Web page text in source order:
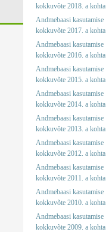
kokkuvõte 2018. a kohta
Andmebaasi kasutamise
kokkuvõte 2017. a kohta
Andmebaasi kasutamise
kokkuvõte 2016. a kohta
Andmebaasi kasutamise
kokkuvõte 2015. a kohta
Andmebaasi kasutamise
kokkuvõte 2014. a kohta
Andmebaasi kasutamise
kokkuvõte 2013. a kohta
Andmebaasi kasutamise
kokkuvõte 2012. a kohta
Andmebaasi kasutamise
kokkuvõte 2011. a kohta
Andmebaasi kasutamise
kokkuvõte 2010. a kohta
Andmebaasi kasutamise
kokkuvõte 2009. a kohta